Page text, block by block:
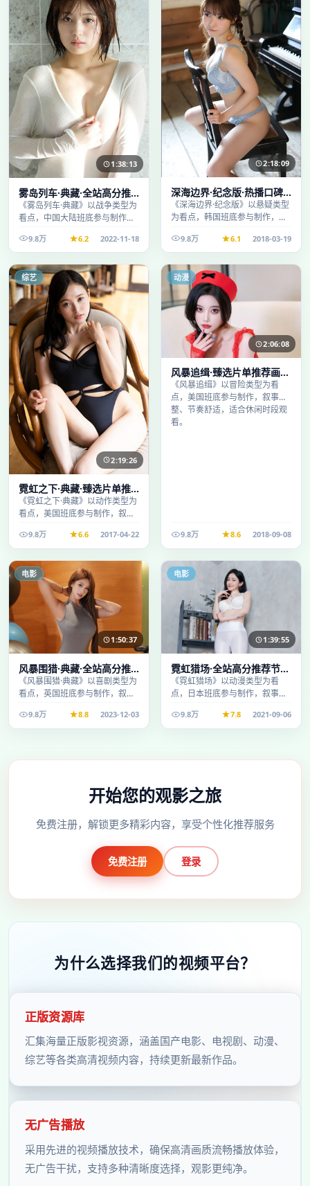
1:38:13
雾岛列车·典藏·全站高分推
荐节奏紧凑值得追看
《雾岛列车·典藏》以战争类型为
看点，中国大陆班底参与制作，
时段观看。
9.8万 6.2 2022-11-18
2:18:09
深海边界·纪念版·热播口碑
之作剧情扎实演技在线
《深海边界·纪念版》以悬疑类型
为看点，韩国班底参与制作，叙
段观看。
9.8万 6.1 2018-03-19
综艺
2:19:26
霓虹之下·典藏·臻选片单推
荐画质清晰观看流畅
《霓虹之下·典藏》以动作类型为
看点，美国班底参与制作，叙事
观看。
9.8万 6.6 2017-04-22
动漫
2:06:08
风暴追缉·臻选片单推荐画质
清晰观看流畅
《风暴追缉》以冒险类型为看
点，美国班底参与制作，叙事完
整、节奏舒适，适合休闲时段观
看。
9.8万 8.6 2018-09-08
电影
1:50:37
风暴围猎·典藏·全站高分推
荐节奏紧凑值得追看
《风暴围猎·典藏》以喜剧类型为
看点，英国班底参与制作，叙事
观看。
9.8万 8.8 2023-12-03
电影
1:39:55
霓虹猎场·全站高分推荐节奏
紧凑值得追看
《霓虹猎场》以动漫类型为看
点，日本班底参与制作，叙事完
看。9.8万 7.8 2021-09-06
开始您的观影之旅
免费注册，解锁更多精彩内容，享受个性化推荐服务
免费注册 登录
为什么选择我们的视频平台？
正版资源库
汇集海量正版影视资源，涵盖国产电影、电视剧、动漫、
综艺等各类高清视频内容，持续更新最新作品。
无广告播放
采用先进的视频播放技术，确保高清画质流畅播放体验，
无广告干扰，支持多种清晰度选择，观影更纯净。